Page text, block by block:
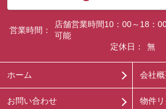
営業時間：
店舗営業時間10：00～18：
可能
定休日：
無
ホーム 会社
お問い合わせ 物件リ